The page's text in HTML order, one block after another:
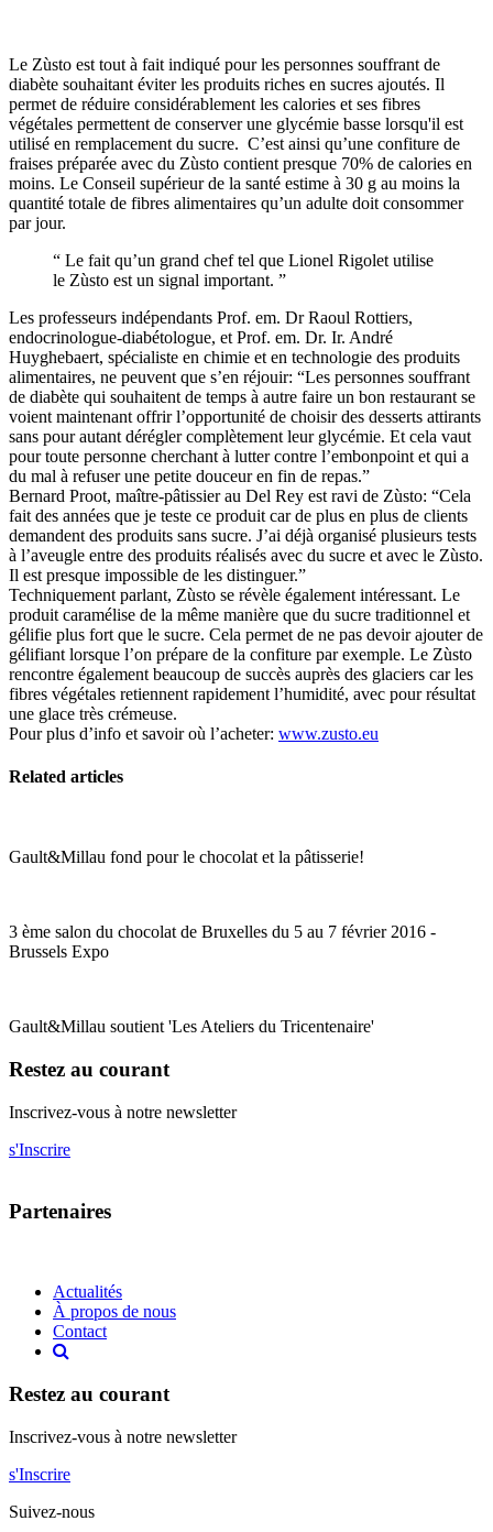
Le Zùsto est tout à fait indiqué pour les personnes souffrant de
diabète souhaitant éviter les produits riches en sucres ajoutés. Il
permet de réduire considérablement les calories et ses fibres
végétales permettent de conserver une glycémie basse lorsqu'il est
utilisé en remplacement du sucre. C’est ainsi qu’une confiture de
fraises préparée avec du Zùsto contient presque 70% de calories en
moins. Le Conseil supérieur de la santé estime à 30 g au moins la
quantité totale de fibres alimentaires qu’un adulte doit consommer
par jour.
“ Le fait qu’un grand chef tel que Lionel Rigolet utilise
le Zùsto est un signal important. ”
Les professeurs indépendants Prof. em. Dr Raoul Rottiers,
endocrinologue-diabétologue, et Prof. em. Dr. Ir. André
Huyghebaert, spécialiste en chimie et en technologie des produits
alimentaires, ne peuvent que s’en réjouir: “Les personnes souffrant
de diabète qui souhaitent de temps à autre faire un bon restaurant se
voient maintenant offrir l’opportunité de choisir des desserts attirants
sans pour autant dérégler complètement leur glycémie. Et cela vaut
pour toute personne cherchant à lutter contre l’embonpoint et qui a
du mal à refuser une petite douceur en fin de repas.”
Bernard Proot, maître-pâtissier au Del Rey est ravi de Zùsto: “Cela
fait des années que je teste ce produit car de plus en plus de clients
demandent des produits sans sucre. J’ai déjà organisé plusieurs tests
à l’aveugle entre des produits réalisés avec du sucre et avec le Zùsto.
Il est presque impossible de les distinguer.”
Techniquement parlant, Zùsto se révèle également intéressant. Le
produit caramélise de la même manière que du sucre traditionnel et
gélifie plus fort que le sucre. Cela permet de ne pas devoir ajouter de
gélifiant lorsque l’on prépare de la confiture par exemple. Le Zùsto
rencontre également beaucoup de succès auprès des glaciers car les
fibres végétales retiennent rapidement l’humidité, avec pour résultat
une glace très crémeuse.
Pour plus d’info et savoir où l’acheter: www.zusto.eu
Related articles
Gault&Millau fond pour le chocolat et la pâtisserie!
3 ème salon du chocolat de Bruxelles du 5 au 7 février 2016 -
Brussels Expo
Gault&Millau soutient 'Les Ateliers du Tricentenaire'
Restez au courant
Inscrivez-vous à notre newsletter
s'Inscrire
Partenaires
Actualités
À propos de nous
Contact
Restez au courant
Inscrivez-vous à notre newsletter
s'Inscrire
Suivez-nous